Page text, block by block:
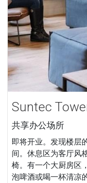
Suntec
共享办公场所
即将开业。发现楼层
间。休息区为客厅风
椅。有一个大厨房区
泡啤酒或喝一杯清凉